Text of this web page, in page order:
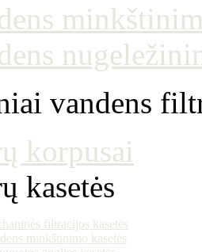
vandens
korpusai
kasetės
filtracijos kasetės
minkštinimo kasetės